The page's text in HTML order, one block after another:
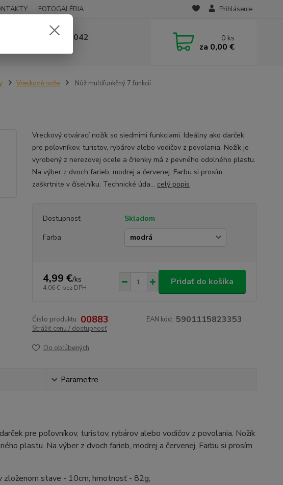
FOTOGALÉRIA Prihlásenie
0948 236 042 0 ks
za 0,00 €
Vreckové nože Nôž multifunkčný 7 funkcií
Vreckový otvárací nožík so siedmimi funkciami. Ideálny ako darček
pre poľovníkov, turistov, rybárov alebo vodičov z povolania. Nožík je
vyrobený z nerezovej ocele a črienky má z pevného odolného plastu.
Na výber z dvoch farieb, modrej a červenej. Farbu si prosím
zaškrtnite v číselníku. Technické úda... celý popis
Dostupnosť
Skladom
Farba
4,99 €/ks
4,06 € bez DPH
Pridať do košíka
Číslo produktu: 00883 EAN kód: 5901115823353
Strážiť cenu / dostupnosť
Do obľúbených
Parametre
pre poľovníkov, turistov, rybárov alebo vodičov z povolania. Nožík
plastu. Na výber z dvoch farieb, modrej a červenej. Farbu si prosím
zloženom stave - 10cm; hmotnosť - 82g;